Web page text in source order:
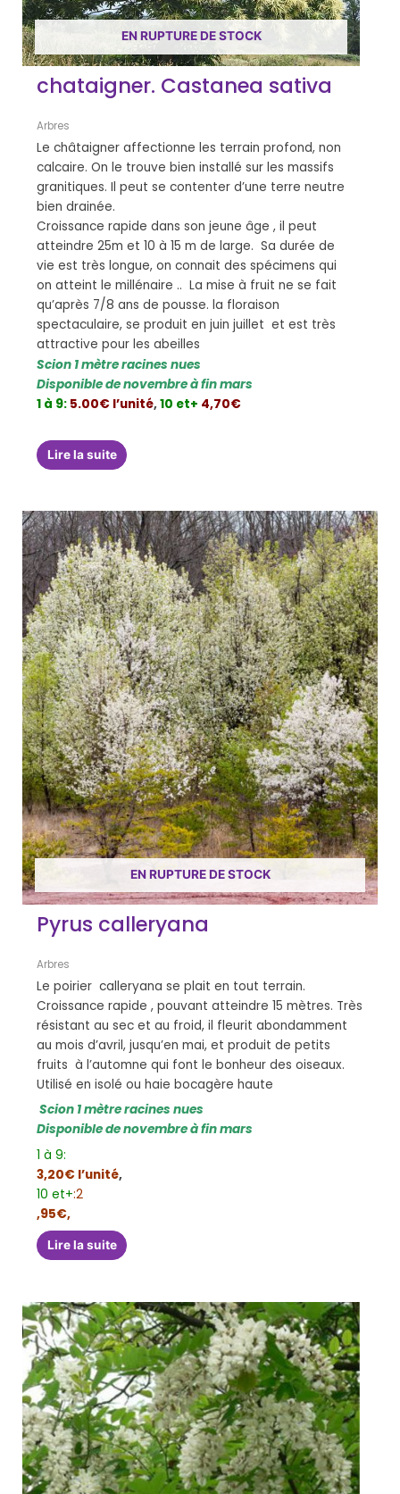
EN RUPTURE DE STOCK
chataigner. Castanea sativa
Arbres
Le châtaigner affectionne les terrain profond, non
calcaire. On le trouve bien installé sur les massifs
granitiques. Il peut se contenter d’une terre neutre
bien drainée.
Croissance rapide dans son jeune âge , il peut
atteindre 25m et 10 à 15 m de large. Sa durée de
vie est très longue, on connait des spécimens qui
on atteint le millénaire .. La mise à fruit ne se fait
qu’après 7/8 ans de pousse. la floraison
spectaculaire, se produit en juin juillet et est très
attractive pour les abeilles
Scion 1 mètre racines nues
Disponible de novembre à fin mars
1 à 9: 5.00€ l’unité,10 et+ 4,70€
Lire la suite
EN RUPTURE DE STOCK
Pyrus calleryana
Arbres
Le poirier calleryana se plait en tout terrain.
Croissance rapide , pouvant atteindre 15 mètres. Très
résistant au sec et au froid, il fleurit abondamment
au mois d’avril, jusqu’en mai, et produit de petits
fruits à l’automne qui font le bonheur des oiseaux.
Utilisé en isolé ou haie bocagère haute
Scion 1 mètre racines nues
Disponible de novembre à fin mars
1 à 9:
3,20€ l’unité,
10 et+:2
,95€,
Lire la suite